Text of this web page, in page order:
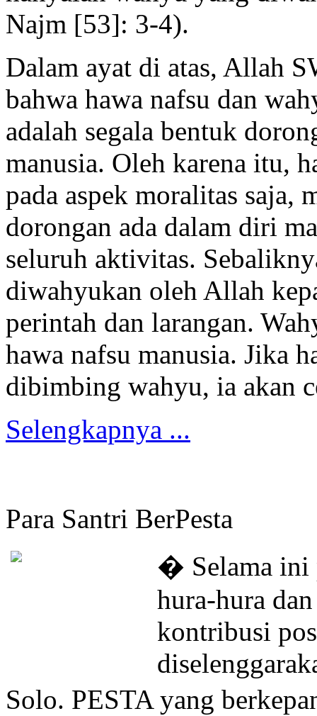
Najm [53]: 3-4).
Dalam ayat di atas, Allah
bahwa hawa nafsu dan
adalah segala bentuk
manusia. Oleh karena itu,
pada aspek moralitas saja,
dorongan ada dalam diri
seluruh aktivitas.
diwahyukan oleh Allah
perintah dan larangan.
hawa nafsu manusia. Jika
dibimbing wahyu, ia akan
Selengkapnya ...
Para Santri BerPesta
� Selama
hura-hura
kontribusi
Solo. PESTA yang